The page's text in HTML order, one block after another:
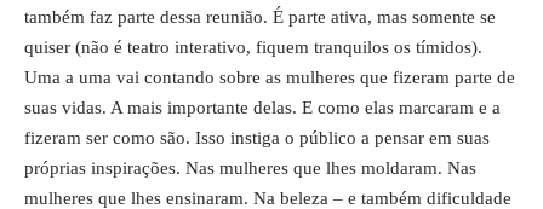
também faz parte dessa reunião. É parte ativa, mas somente se
quiser (não é teatro interativo, fiquem tranquilos os tímidos).
Uma a uma vai contando sobre as mulheres que fizeram parte de
suas vidas. A mais importante delas. E como elas marcaram e a
fizeram ser como são. Isso instiga o público a pensar em suas
próprias inspirações. Nas mulheres que lhes moldaram. Nas
mulheres que lhes ensinaram. Na beleza – e também dificuldade